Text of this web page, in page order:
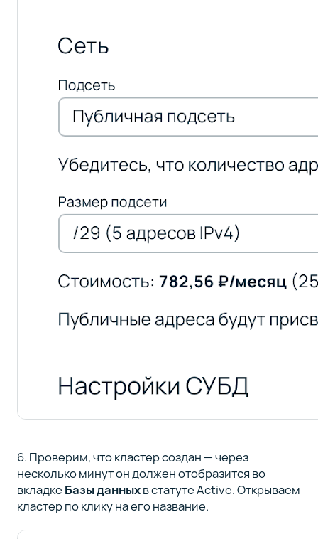
6. Проверим, что кластер создан — через
несколько минут он должен отобразится во
вкладке Базы данныхв статуте Active. Открываем
кластер по клику на его название.